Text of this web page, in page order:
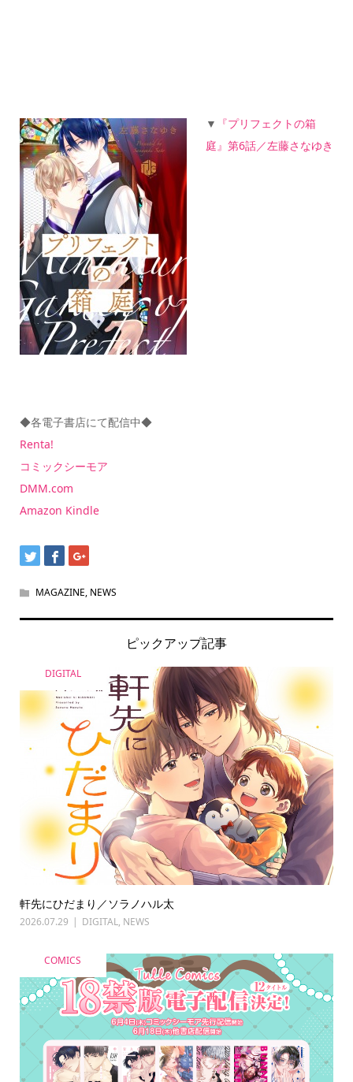
▼ 『プリフェクトの箱
庭』第6話／左藤さなゆき
◆各電子書店にて配信中◆
Renta!
コミックシーモア
DMM.com
Amazon Kindle
MAGAZINE, NEWS
ピックアップ記事
DIGITAL
軒先にひだまり／ソラノハル太
2026.07.29 DIGITAL, NEWS
COMICS